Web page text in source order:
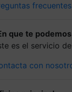
frecuentes
que te
es el servicio
con